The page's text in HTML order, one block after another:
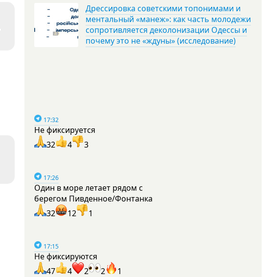
Дрессировка советскими топонимами и
ментальный «манеж»: как часть молодежи
сопротивляется деколонизации Одессы и
почему это не «ждуны» (исследование)
17:32
Не фиксируется
32
4 3
17:26
Один в море летает рядом с
берегом Пивденное/Фонтанка
32
12 1
17:15
Не фиксируются
47
4 2 2 1